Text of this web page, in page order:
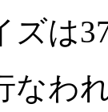
は
わ